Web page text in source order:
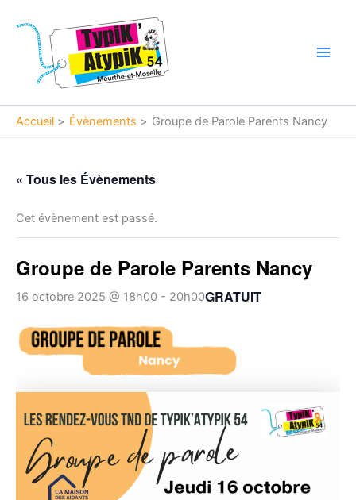
contenu
Accueil Évènements Groupe de Parole Parents Nancy
« Tous les Évènements
Cet évènement est passé.
Groupe de Parole Parents Nancy
16 octobre 2025 @ 18h00 - 20h00GRATUIT